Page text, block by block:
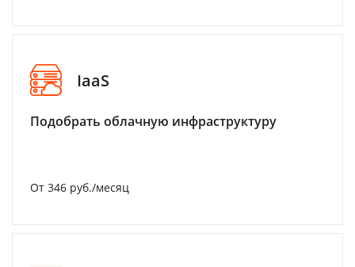
IaaS
Подобрать облачную инфраструктуру
От 346 руб./месяц